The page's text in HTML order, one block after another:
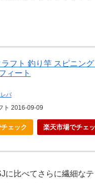
ラフト 釣り竿 スピニン
ィート
バ
ト 2016-09-09
ェック 楽天市場でチェ
比べてさらに繊細なテ